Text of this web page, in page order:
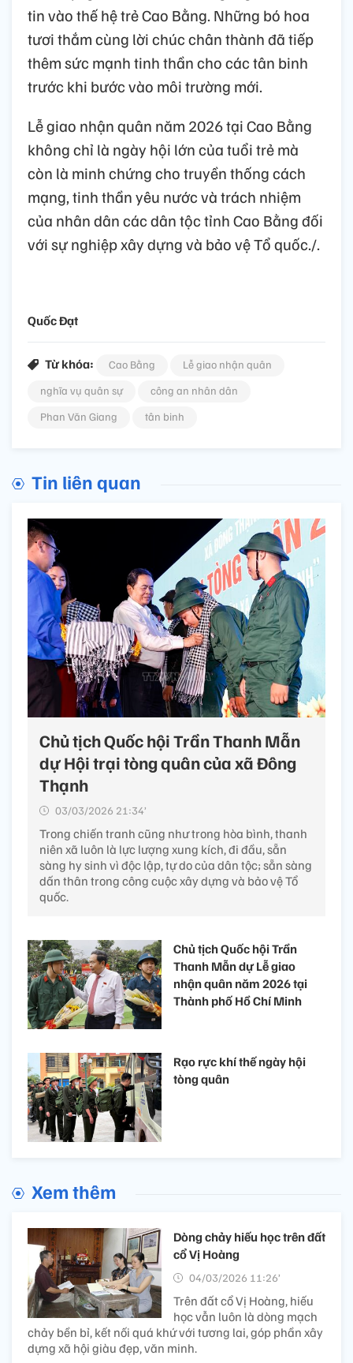
tin vào thế hệ trẻ Cao Bằng. Những bó hoa
tươi thắm cùng lời chúc chân thành đã tiếp
thêm sức mạnh tinh thần cho các tân binh
trước khi bước vào môi trường mới.
Lễ giao nhận quân năm 2026 tại Cao Bằng
không chỉ là ngày hội lớn của tuổi trẻ mà
còn là minh chứng cho truyền thống cách
mạng, tinh thần yêu nước và trách nhiệm
của nhân dân các dân tộc tỉnh Cao Bằng đối
với sự nghiệp xây dựng và bảo vệ Tổ quốc./.
Quốc Đạt
Từ khóa: Cao Bằng
Lễ giao nhận quân
nghĩa vụ quân sự
công an nhân dân
Phan Văn Giang
tân binh
Tin liên quan
Chủ tịch Quốc hội Trần Thanh Mẫn
dự Hội trại tòng quân của xã Đông
Thạnh
03/03/2026 21:34’
Trong chiến tranh cũng như trong hòa bình, thanh
niên xã luôn là lực lượng xung kích, đi đầu, sẵn
sàng hy sinh vì độc lập, tự do của dân tộc; sẵn sàng
dấn thân trong công cuộc xây dựng và bảo vệ Tổ
quốc.
Chủ tịch Quốc hội Trần
Thanh Mẫn dự Lễ giao
nhận quân năm 2026 tại
Thành phố Hồ Chí Minh
Rạo rực khí thế ngày hội
tòng quân
Xem thêm
Dòng chảy hiếu học trên đất
cổ Vị Hoàng
04/03/2026 11:26’
Trên đất cổ Vị Hoàng, hiếu
học vẫn luôn là dòng mạch
chảy bền bỉ, kết nối quá khứ với tương lai, góp phần xây
dựng xã hội giàu đẹp, văn minh.